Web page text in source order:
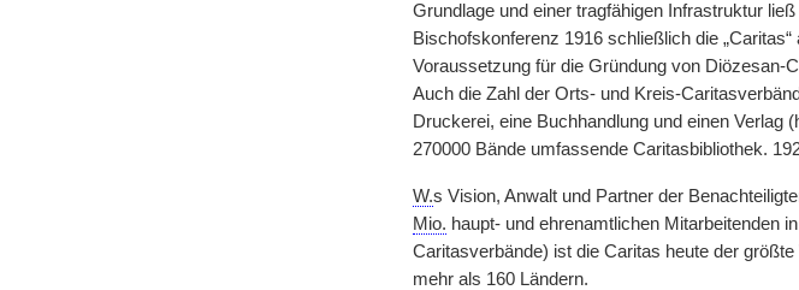
Grundlage und einer tragfähigen Infrastruktur
Bischofskonferenz 1916 schließlich die
Voraussetzung für die Gründung von Diözesan-
Auch die Zahl der Orts- und Kreis-
Druckerei, eine Buchhandlung und einen Verlag
270000 Bände umfassende Caritasbibliothek.
W.s Vision, Anwalt und Partner der
Mio. haupt- und ehrenamtlichen Mitarbeitenden
Caritasverbände) ist die Caritas heute der
mehr als 160 Ländern.